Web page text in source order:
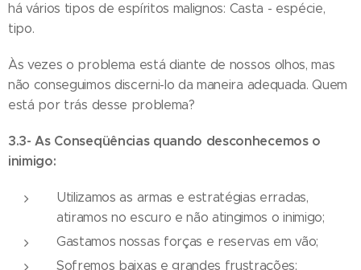
há vários tipos de espíritos malignos: Casta - espécie,
tipo.
Às vezes o problema está diante de nossos olhos, mas
não conseguimos discerni-lo da maneira adequada. Quem
está por trás desse problema?
3.3- As Conseqüências quando desconhecemos o
inimigo:
Utilizamos as armas e estratégias erradas,
atiramos no escuro e não atingimos o inimigo;
Gastamos nossas forças e reservas em vão;
Sofremos baixas e grandes frustrações;